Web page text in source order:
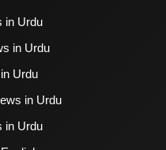
in Urdu
in Urdu
Urdu
in Urdu
in Urdu